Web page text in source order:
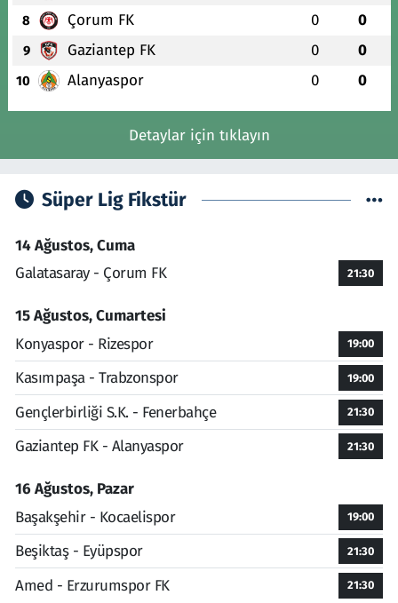
8 Çorum FK 0 0
9 Gaziantep FK 0 0
10 Alanyaspor 0 0
Detaylar için tıklayın
Süper Lig Fikstür
14 Ağustos, Cuma
Galatasaray - Çorum FK
21:30
15 Ağustos, Cumartesi
Konyaspor - Rizespor
19:00
Kasımpaşa - Trabzonspor 19:00
Gençlerbirliği S.K. - Fenerbahçe 21:30
Gaziantep FK - Alanyaspor 21:30
16 Ağustos, Pazar
Başakşehir - Kocaelispor
19:00
Beşiktaş - Eyüpspor 21:30
Amed - Erzurumspor FK 21:30